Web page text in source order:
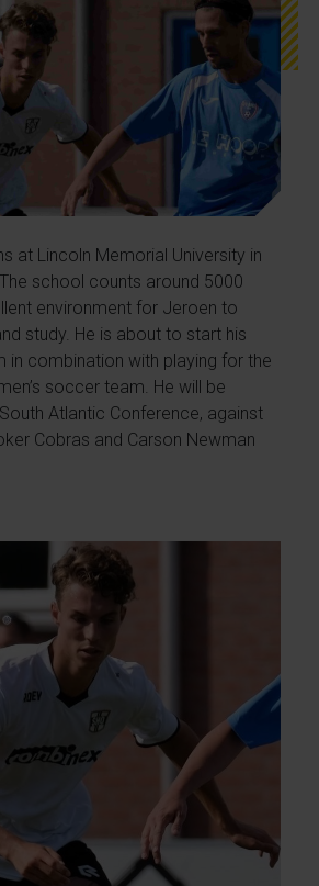
at Lincoln Memorial University in
school counts around 5000
environment for Jeroen to
study. He is about to start his
in combination with playing for the
soccer team. He will be
Atlantic Conference, against
Cobras and Carson Newman